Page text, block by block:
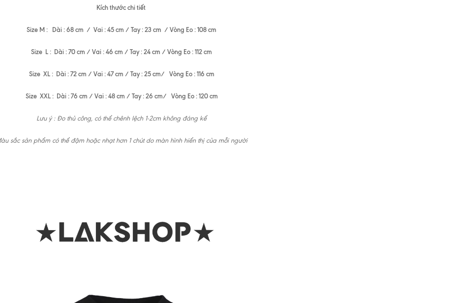
Kích thước chi tiết
Size M : Dài : 68 cm / Vai : 45 cm / Tay : 23 cm / Vòng Eo : 108 cm
Size L : Dài : 70 cm / Vai : 46 cm / Tay : 24 cm / Vòng Eo : 112 cm
Size XL : Dài : 72 cm / Vai : 47 cm / Tay : 25 cm/ Vòng Eo : 116 cm
Size XXL : Dài : 76 cm / Vai : 48 cm / Tay : 26 cm/ Vòng Eo : 120 cm
Lưu ý : Đo thủ công, có thể chênh lệch 1-2cm không đáng kể
sắc sản phẩm có thể đậm hoặc nhạt hơn 1 chút do màn hình hiển thị của mỗi người